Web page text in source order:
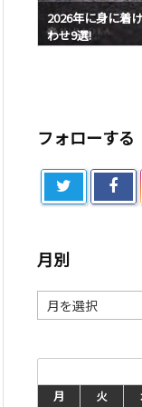
2026年に身に着
わせ9選!
フォローする
月別
別
月
火